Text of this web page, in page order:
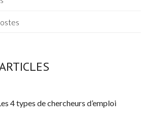
4 types de chercheurs d’emploi